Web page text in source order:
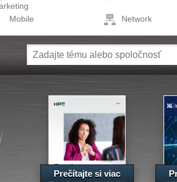
Mobile Network
Prečítajte si viac